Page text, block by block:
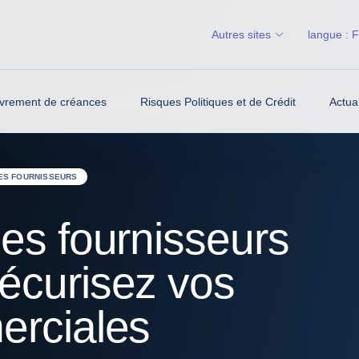
de créances Risques Politiques et de Crédit
Autres sites langue :
FOURNISSEURS
fournisseurs
vos